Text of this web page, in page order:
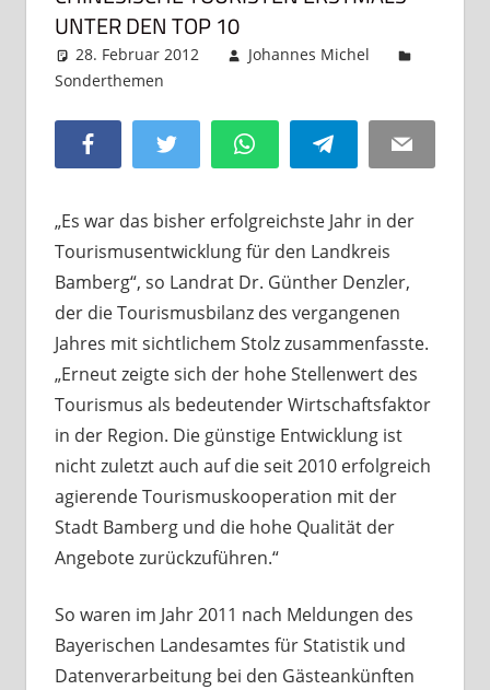
UNTER DEN TOP 10
28. Februar 2012
Johannes Michel
Sonderthemen
Facebook Twitter WhatsAppTelegram Email
„Es war das bisher erfolgreichste Jahr in der
Tourismusentwicklung für den Landkreis
Bamberg“, so Landrat Dr. Günther Denzler,
der die Tourismusbilanz des vergangenen
Jahres mit sichtlichem Stolz zusammenfasste.
„Erneut zeigte sich der hohe Stellenwert des
Tourismus als bedeutender Wirtschaftsfaktor
in der Region. Die günstige Entwicklung ist
nicht zuletzt auch auf die seit 2010 erfolgreich
agierende Tourismuskooperation mit der
Stadt Bamberg und die hohe Qualität der
Angebote zurückzuführen.“
So waren im Jahr 2011 nach Meldungen des
Bayerischen Landesamtes für Statistik und
Datenverarbeitung bei den Gästeankünften